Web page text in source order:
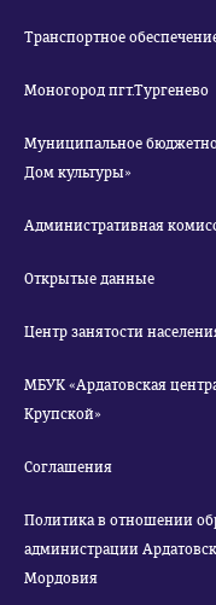
Транспортное
Моногород пгт.Тургенево
Муниципальное бюджетное учреждение
Дом культуры»
Административная
Открытые данные
Центр занятости
МБУК «Ардатовская
Крупской»
Соглашения
Политика в отношении
администрации
Мордовия